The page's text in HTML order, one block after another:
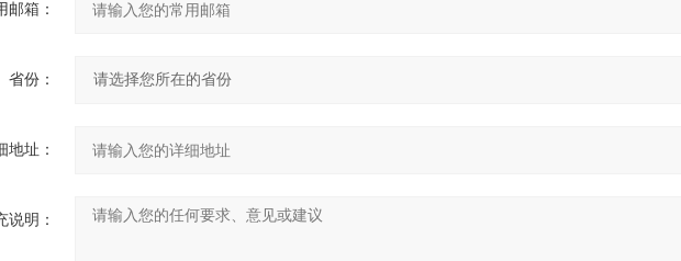
邮箱：
省份：
地址：
说明：